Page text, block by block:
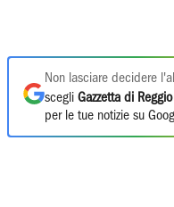
Non lasciare decidere
scegli Gazzetta di Reggio
per le tue notizie su